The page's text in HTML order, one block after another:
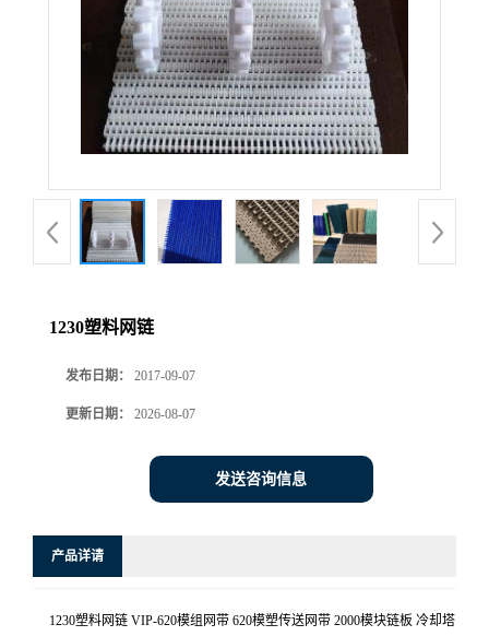
1230塑料网链
发布日期： 2017-09-07
更新日期： 2026-08-07
发送咨询信息
产品详请
1230塑料网链 VIP-620模组网带 620模塑传送网带 2000模块链板 冷却塔